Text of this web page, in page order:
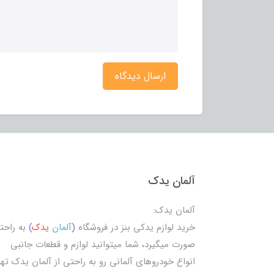
ارسال دیدگاه
آلمان یدک
آلمان یدک:
خرید لوازم یدکی بنز در فروشگاه (آلمان یدک) به
صورت میگیرد، شما میتوانید لوازم و قطعات جانبی
انواع خودروهای آلمانی رو به راحتی از آلمان یدک